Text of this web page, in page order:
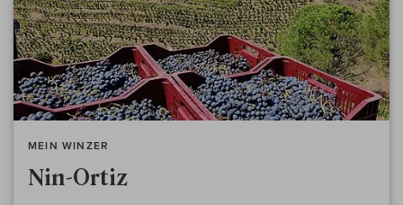
MEIN WINZER
Nin-Ortiz